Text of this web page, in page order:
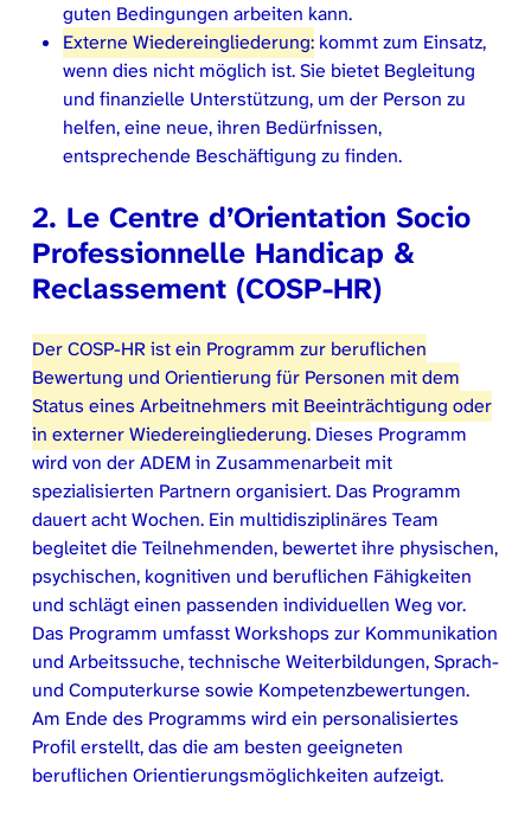
guten Bedingungen arbeiten kann.
Externe Wiedereingliederung:kommt zum Einsatz,
wenn dies nicht möglich ist. Sie bietet Begleitung
und finanzielle Unterstützung, um der Person zu
helfen, eine neue, ihren Bedürfnissen,
entsprechende Beschäftigung zu finden.
2. Le Centre d’Orientation Socio
Professionnelle Handicap &
Reclassement(COSP-HR)
Der COSP-HR ist ein Programm zur beruflichen
Bewertung und Orientierung für Personen mit dem
Status eines Arbeitnehmers mit Beeinträchtigung oder
in externer Wiedereingliederung.Dieses Programm
wird von der ADEM in Zusammenarbeit mit
spezialisierten Partnern organisiert. Das Programm
dauert acht Wochen. Ein multidisziplinäres Team
begleitet die Teilnehmenden, bewertet ihre physischen,
psychischen, kognitiven und beruflichen Fähigkeiten
und schlägt einen passenden individuellen Weg vor.
Das Programm umfasst Workshops zur Kommunikation
und Arbeitssuche, technische Weiterbildungen, Sprach-
und Computerkurse sowie Kompetenzbewertungen.
Am Ende des Programms wird ein personalisiertes
Profil erstellt, das die am besten geeigneten
beruflichen Orientierungsmöglichkeiten aufzeigt.